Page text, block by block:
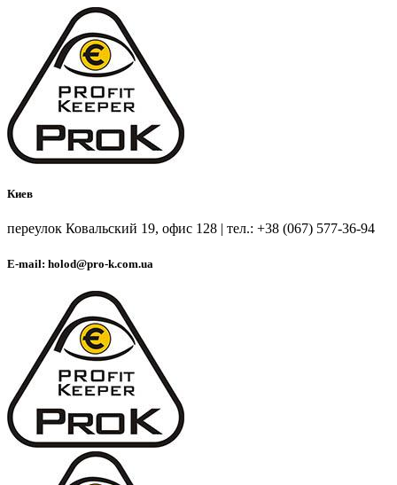
Киев
переулок Ковальский 19, офис 128 | тел.: +38 (067) 577-36-94
E-mail: holod@pro-k.com.ua